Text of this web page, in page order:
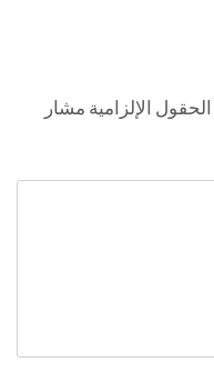
الحقول الإلزامية مشار